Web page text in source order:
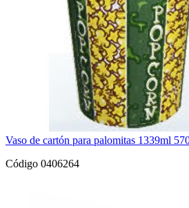
Vaso de cartón para palomitas 1339ml
Código 0406264